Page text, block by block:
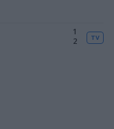
1
2
TV